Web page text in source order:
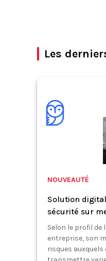
Les
NOUVEAUTÉ
Solution
sécurité sur
Selon le profil de
entreprise, son
risques auxquels